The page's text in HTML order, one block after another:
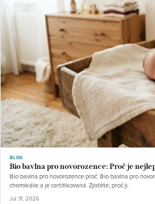
BLOG
Bio bavlna pro novorozence: Proč je
Bio bavlna pro novorozence proč: Bio bavlna pro
chemikálie a je certifikovaná. Zjistěte, proč ji.
Jul 31, 2026